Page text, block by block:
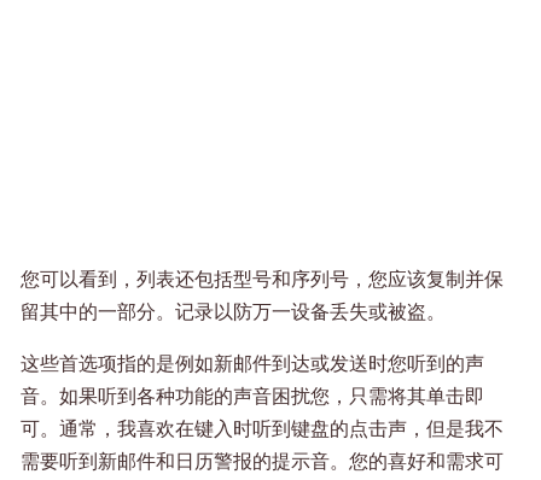
您可以看到，列表还包括型号和序列号，您应该复制并保
留其中的一部分。记录以防万一设备丢失或被盗。
这些首选项指的是例如新邮件到达或发送时您听到的声
音。如果听到各种功能的声音困扰您，只需将其单击即
可。通常，我喜欢在键入时听到键盘的点击声，但是我不
需要听到新邮件和日历警报的提示音。您的喜好和需求可